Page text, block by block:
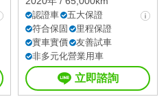
認證車
五大保證
符合保固
里程保證
實車實價
友善試車
非多元化營業用車
立即諮詢